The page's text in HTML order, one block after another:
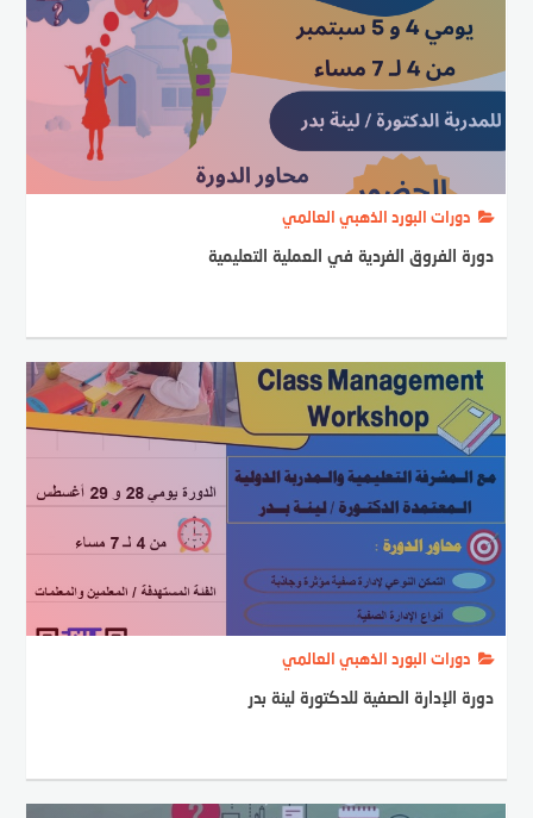
دورات البورد الذهبي العالمي
دورة الفروق الفردية في العملية التعليمية
دورات البورد الذهبي العالمي
دورة الإدارة الصفية للدكتورة لينة بدر